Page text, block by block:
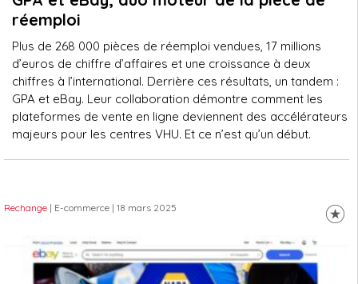
réemploi
Plus de 268 000 pièces de réemploi vendues, 17 millions
d’euros de chiffre d’affaires et une croissance à deux
chiffres à l’international. Derrière ces résultats, un tandem :
GPA et eBay. Leur collaboration démontre comment les
plateformes de vente en ligne deviennent des accélérateurs
majeurs pour les centres VHU. Et ce n’est qu’un début.
Rechange | E-commerce | 18 mars 2025